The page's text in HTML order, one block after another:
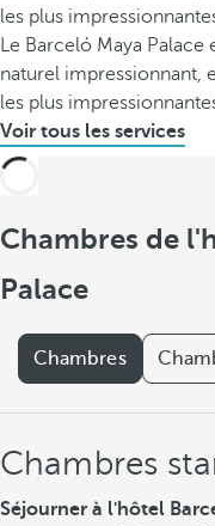
les plus
Le Barceló Maya
naturel impressionnant,
les plus
Voir tous les services
Chambres de
Palace
Chambres
Chambres
Séjourner à l'hôtel